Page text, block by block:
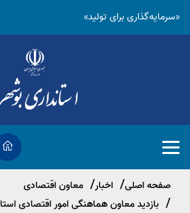
«سرمایه‌گذاری برای تولید»
صفحه اصلی اخبار
معاون اقتصادی
بازدید معاون هماهنگی امور اقتصادی